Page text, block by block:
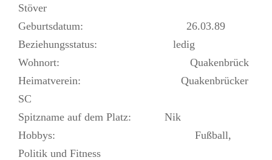
Stöver
Geburtsdatum: 26.03.89
Beziehungsstatus: ledig
Wohnort: Quakenbrück
Heimatverein: Quakenbrücker
SC
Spitzname auf dem Platz: Nik
Hobbys: Fußball,
Politik und Fitness